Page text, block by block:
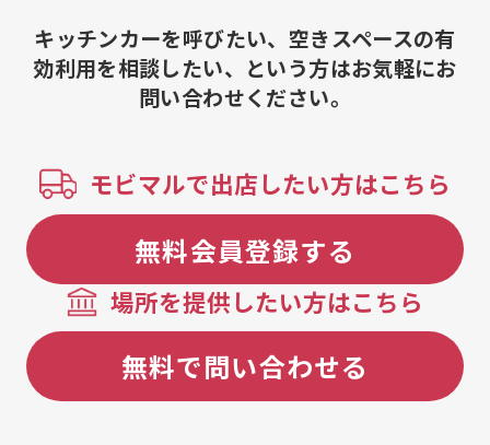
ーム、バナ
メルクリーム
ーム、バナナ
キッチンカーを呼びたい、空きスペースの有
効利用を相談したい、という方はお気軽にお
問い合わせください。
モビマルで出店したい方はこちら
無料会員登録する
場所を提供したい方はこちら
無料で問い合わせる